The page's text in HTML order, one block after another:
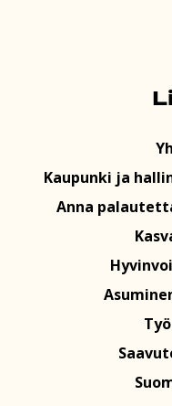
Kaupunki ja
Anna